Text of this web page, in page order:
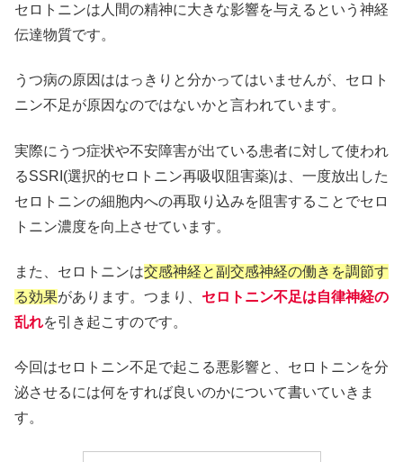
セロトニンは人間の精神に大きな影響を与えるという神経
伝達物質です。
うつ病の原因ははっきりと分かってはいませんが、セロト
ニン不足が原因なのではないかと言われています。
実際にうつ症状や不安障害が出ている患者に対して使われ
るSSRI(選択的セロトニン再吸収阻害薬)は、一度放出した
セロトニンの細胞内への再取り込みを阻害することでセロ
トニン濃度を向上させています。
また、セロトニンは交感神経と副交感神経の働きを調節す
る効果があります。つまり、 セロトニン不足は自律神経の
乱れを引き起こすのです。
今回はセロトニン不足で起こる悪影響と、セロトニンを分
泌させるには何をすれば良いのかについて書いていきま
す。